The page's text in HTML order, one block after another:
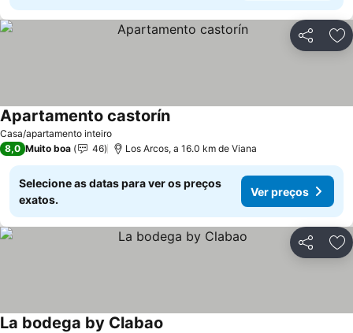
Partilhar
Casa/apartamento inteiro
Apartamento castorín
8,0 Muito boa 46 Los Arcos, a 16.0 km de Viana
Selecione as datas para ver os preços
exatos.
Ver preços
Partilhar
La bodega by Clabao